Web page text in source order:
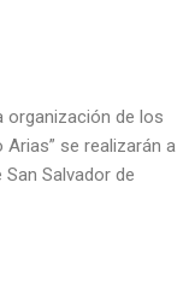
organización de los
Arias” se realizarán a
Salvador de